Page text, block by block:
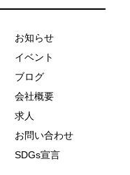
お知らせ
イベント
ブログ
会社概要
求人
お問い合わせ
SDGs宣言